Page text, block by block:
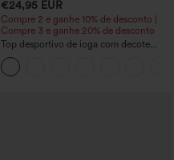
€24,95 EUR
Compre 2 e ganhe 10% de desconto |
Compre 3 e ganhe 20% de desconto
Top desportivo de ioga com decote
redondo, manga curta, franzido e
sensação fresca - UPF50+